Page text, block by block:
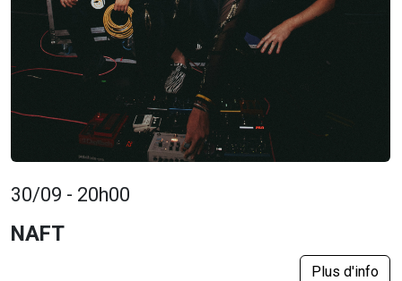
30/09 - 20h00
NAFT
Plus d'info